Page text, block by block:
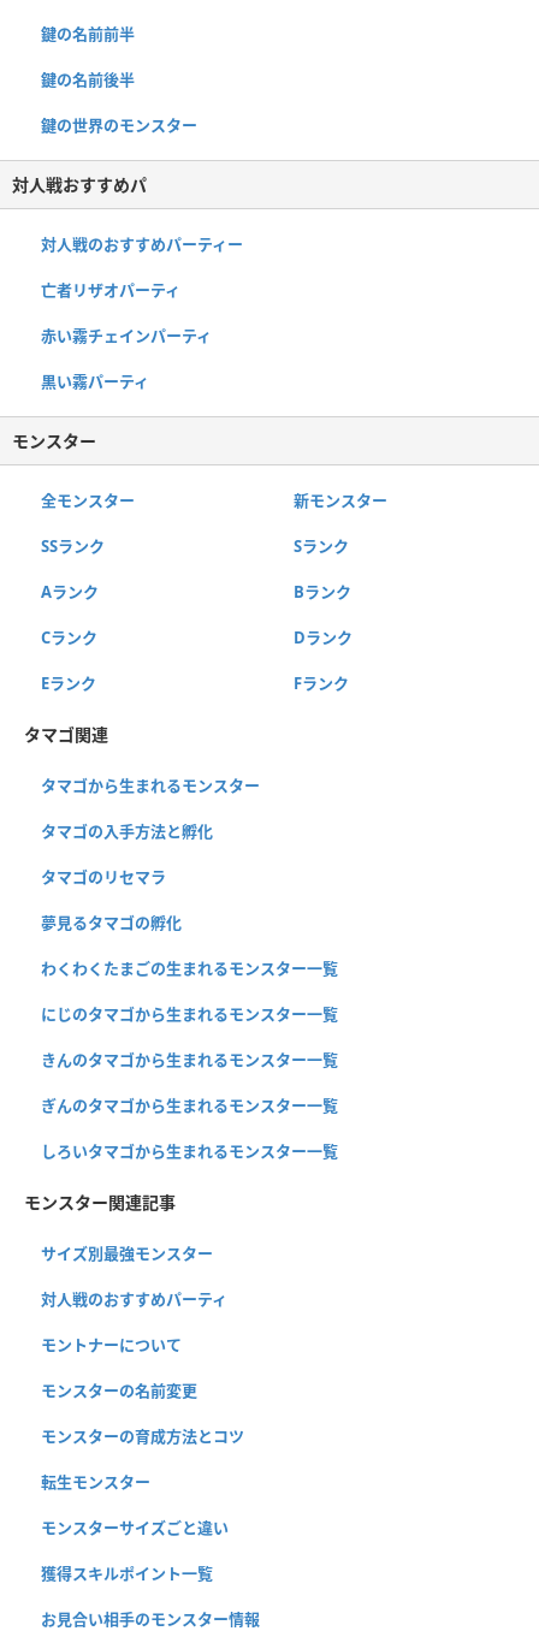
鍵の名前前半
鍵の名前後半
鍵の世界のモンスター
対人戦おすすめパ
対人戦のおすすめパーティー
亡者リザオパーティ
赤い霧チェインパーティ
黒い霧パーティ
モンスター
全モンスター 新モンスター
SSランク Sランク
Aランク Bランク
Cランク Dランク
Eランク Fランク
タマゴ関連
タマゴから生まれるモンスター
タマゴの入手方法と孵化
タマゴのリセマラ
夢見るタマゴの孵化
わくわくたまごの生まれるモンスター一覧
にじのタマゴから生まれるモンスター一覧
きんのタマゴから生まれるモンスター一覧
ぎんのタマゴから生まれるモンスター一覧
しろいタマゴから生まれるモンスター一覧
モンスター関連記事
サイズ別最強モンスター
対人戦のおすすめパーティ
モントナーについて
モンスターの名前変更
モンスターの育成方法とコツ
転生モンスター
モンスターサイズごと違い
獲得スキルポイント一覧
お見合い相手のモンスター情報